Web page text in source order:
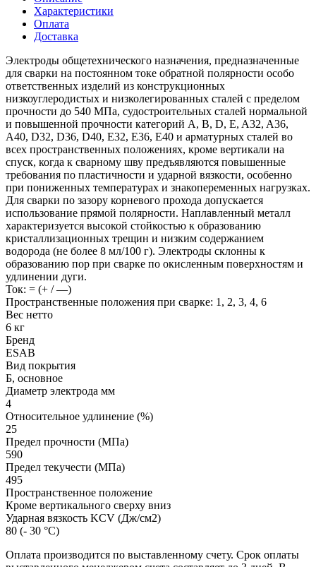
Характеристики
Оплата
Доставка
Электроды общетехнического назначения, предназначенные
для сварки на постоянном токе обратной полярности особо
ответственных изделий из конструкционных
низкоуглеродистых и низколегированных сталей с пределом
прочности до 540 МПа, судостроительных сталей нормальной
и повышенной прочности категорий A, B, D, E, A32, A36,
A40, D32, D36, D40, E32, E36, E40 и арматурных сталей во
всех пространственных положениях, кроме вертикали на
спуск, когда к сварному шву предъявляются повышенные
требования по пластичности и ударной вязкости, особенно
при пониженных температурах и знакопеременных нагрузках.
Для сварки по зазору корневого прохода допускается
использование прямой полярности. Наплавленный металл
характеризуется высокой стойкостью к образованию
кристаллизационных трещин и низким содержанием
водорода (не более 8 мл/100 г). Электроды склонны к
образованию пор при сварке по окисленным поверхностям и
удлинении дуги.
Ток: = (+ / ―)
Пространственные положения при сварке: 1, 2, 3, 4, 6
Вес нетто
6 кг
Бренд
ESAB
Вид покрытия
Б, основное
Диаметр электрода мм
4
Относительное удлинение (%)
25
Предел прочности (МПа)
590
Предел текучести (МПа)
495
Пространственное положение
Кроме вертикального сверху вниз
Ударная вязкость KCV (Дж/см2)
80 (- 30 °С)
Оплата производится по выставленному счету. Срок оплаты